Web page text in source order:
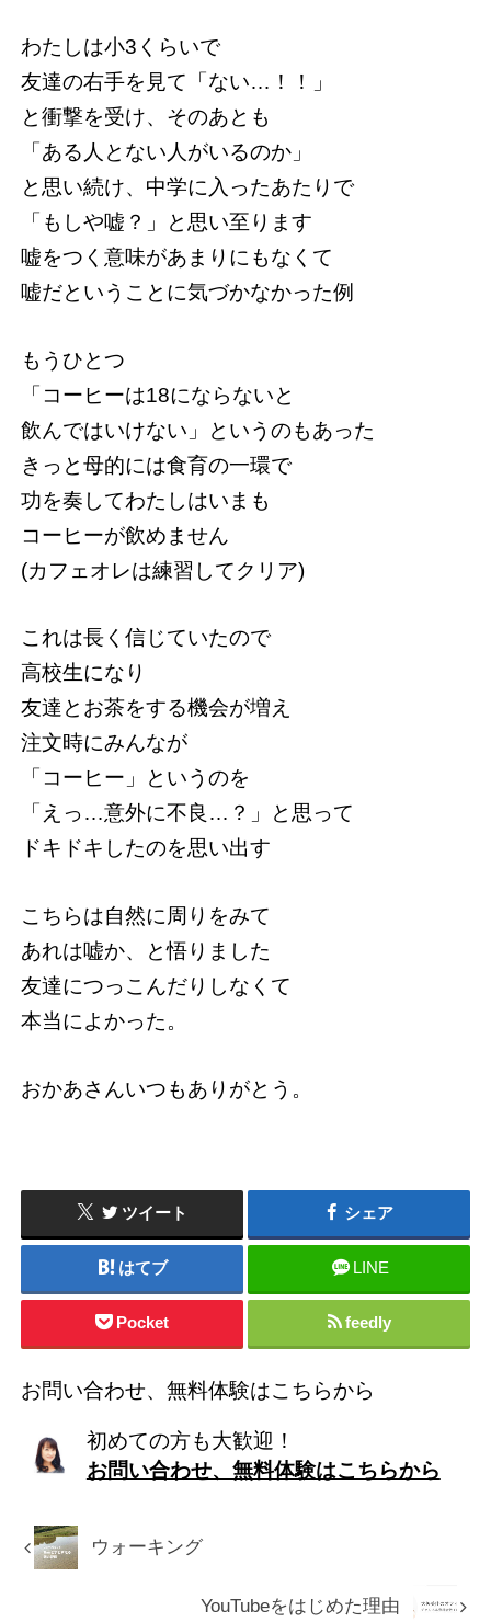
わたしは小3くらいで
友達の右手を見て「ない…！！」
と衝撃を受け、そのあとも
「ある人とない人がいるのか」
と思い続け、中学に入ったあたりで
「もしや嘘？」と思い至ります
嘘をつく意味があまりにもなくて
嘘だということに気づかなかった例
もうひとつ
「コーヒーは18にならないと
飲んではいけない」というのもあった
きっと母的には食育の一環で
功を奏してわたしはいまも
コーヒーが飲めません
(カフェオレは練習してクリア)
これは長く信じていたので
高校生になり
友達とお茶をする機会が増え
注文時にみんなが
「コーヒー」というのを
「えっ…意外に不良…？」と思って
ドキドキしたのを思い出す
こちらは自然に周りをみて
あれは嘘か、と悟りました
友達につっこんだりしなくて
本当によかった。
おかあさんいつもありがとう。
ツイート シェア
はてブ LINE
Pocket feedly
お問い合わせ、無料体験はこちらから
初めての方も大歓迎！
お問い合わせ、無料体験はこちらから
ウォーキング
YouTubeをはじめた理由